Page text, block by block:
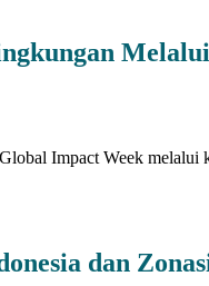
Impact Week melalui
dan